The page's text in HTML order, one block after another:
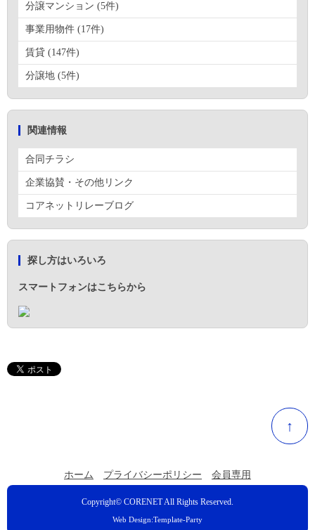
分譲マンション (5件)
事業用物件 (17件)
賃貸 (147件)
分譲地 (5件)
関連情報
合同チラシ
企業協賛・その他リンク
コアネットリレーブログ
探し方はいろいろ
スマートフォンはこちらから
↑
ホーム プライバシーポリシー 会員専用
Copyright© CORENETAll Rights Reserved.
Web Design:Template-Party